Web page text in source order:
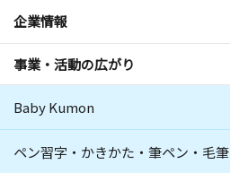
企業情報
事業・活動の広がり
Baby Kumon
ペン習字・かきかた・筆ペン・毛筆